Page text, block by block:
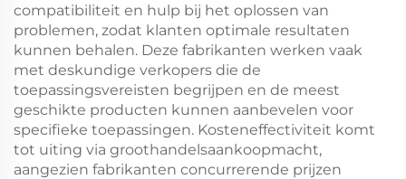
compatibiliteit en hulp bij het oplossen van
problemen, zodat klanten optimale resultaten
kunnen behalen. Deze fabrikanten werken vaak
met deskundige verkopers die de
toepassingsvereisten begrijpen en de meest
geschikte producten kunnen aanbevelen voor
specifieke toepassingen. Kosteneffectiviteit komt
tot uiting via groothandelsaankoopmacht,
aangezien fabrikanten concurrerende prijzen